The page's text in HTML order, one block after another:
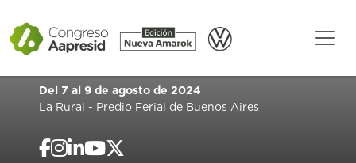
Del 7 al 9 de agosto de 2024
La Rural - Predio Ferial de Buenos Aires